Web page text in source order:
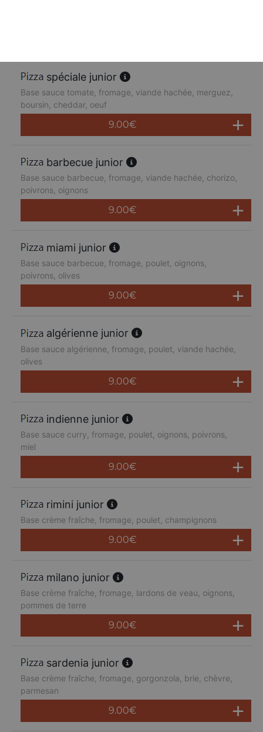
spéciale junior
Base sauce tomate, fromage, viande hachée, merguez,
boursin, cheddar, oeuf
9.00€
barbecue junior
Base sauce barbecue, fromage, viande hachée, chorizo,
poivrons, oignons
9.00€
miami junior
Base sauce barbecue, fromage, poulet, oignons,
poivrons, olives
9.00€
algérienne junior
Base sauce algérienne, fromage, poulet, viande hachée,
olives
9.00€
indienne junior
Base sauce curry, fromage, poulet, oignons, poivrons,
miel
9.00€
rimini junior
Base crème fraîche, fromage, poulet, champignons
9.00€
milano junior
Base crème fraîche, fromage, lardons de veau, oignons,
pommes de terre
9.00€
sardenia junior
Base crème fraîche, fromage, gorgonzola, brie, chèvre,
parmesan
9.00€